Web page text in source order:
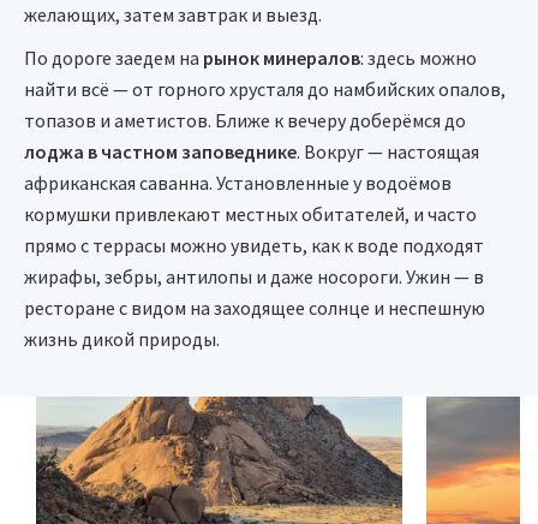
желающих, затем завтрак и выезд.
По дороге заедем на рынок минералов: здесь можно
найти всё — от горного хрусталя до намбийских опалов,
топазов и аметистов. Ближе к вечеру доберёмся до
лоджа в частном заповеднике. Вокруг — настоящая
африканская саванна. Установленные у водоёмов
кормушки привлекают местных обитателей, и часто
прямо с террасы можно увидеть, как к воде подходят
жирафы, зебры, антилопы и даже носороги. Ужин — в
ресторане с видом на заходящее солнце и неспешную
жизнь дикой природы.